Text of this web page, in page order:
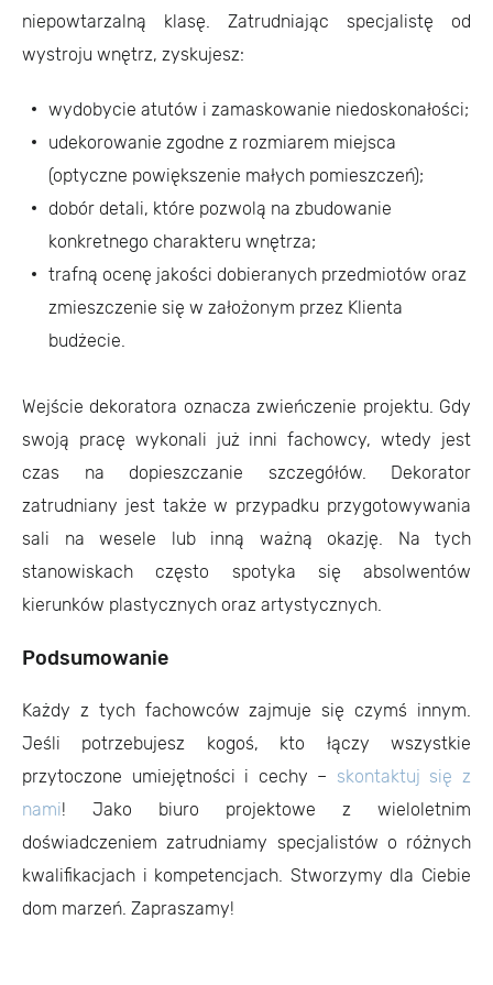
niepowtarzalną klasę. Zatrudniając specjalistę od
wystroju wnętrz, zyskujesz:
wydobycie atutów i zamaskowanie niedoskonałości;
udekorowanie zgodne z rozmiarem miejsca
(optyczne powiększenie małych pomieszczeń);
dobór detali, które pozwolą na zbudowanie
konkretnego charakteru wnętrza;
trafną ocenę jakości dobieranych przedmiotów oraz
zmieszczenie się w założonym przez Klienta
budżecie.
Wejście dekoratora oznacza zwieńczenie projektu. Gdy
swoją pracę wykonali już inni fachowcy, wtedy jest
czas na dopieszczanie szczegółów. Dekorator
zatrudniany jest także w przypadku przygotowywania
sali na wesele lub inną ważną okazję. Na tych
stanowiskach często spotyka się absolwentów
kierunków plastycznych oraz artystycznych.
Podsumowanie
Każdy z tych fachowców zajmuje się czymś innym.
Jeśli potrzebujesz kogoś, kto łączy wszystkie
przytoczone umiejętności i cechy – skontaktuj się z
nami! Jako biuro projektowe z wieloletnim
doświadczeniem zatrudniamy specjalistów o różnych
kwalifikacjach i kompetencjach. Stworzymy dla Ciebie
dom marzeń. Zapraszamy!